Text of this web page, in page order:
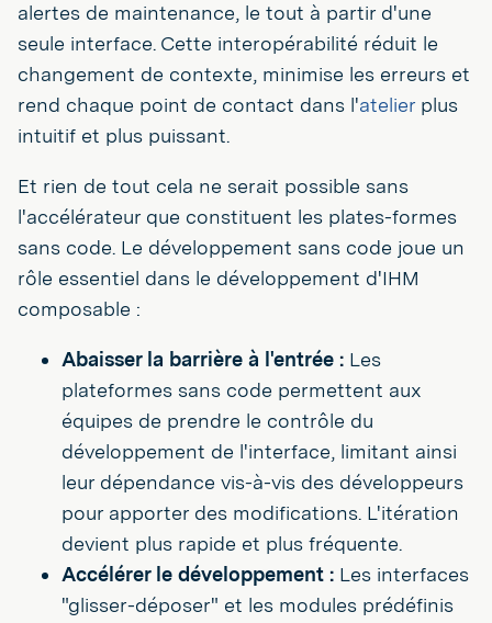
alertes de maintenance, le tout à partir d'une
seule interface. Cette interopérabilité réduit le
changement de contexte, minimise les erreurs et
rend chaque point de contact dans l'atelier plus
intuitif et plus puissant.
Et rien de tout cela ne serait possible sans
l'accélérateur que constituent les plates-formes
sans code. Le développement sans code joue un
rôle essentiel dans le développement d'IHM
composable :
Abaisser la barrière à l'entrée : Les
plateformes sans code permettent aux
équipes de prendre le contrôle du
développement de l'interface, limitant ainsi
leur dépendance vis-à-vis des développeurs
pour apporter des modifications. L'itération
devient plus rapide et plus fréquente.
Accélérer le développement : Les interfaces
"glisser-déposer" et les modules prédéfinis